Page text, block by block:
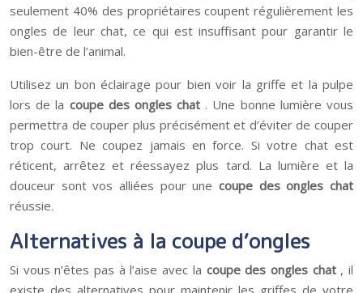
seulement 40% des propriétaires coupent régulièrement les
ongles de leur chat, ce qui est insuffisant pour garantir le
bien-être de l’animal.
Utilisez un bon éclairage pour bien voir la griffe et la pulpe
lors de la coupe des ongles chat . Une bonne lumière vous
permettra de couper plus précisément et d’éviter de couper
trop court. Ne coupez jamais en force. Si votre chat est
réticent, arrêtez et réessayez plus tard. La lumière et la
douceur sont vos alliées pour une coupe des ongles chat
réussie.
Alternatives à la coupe d’ongles
Si vous n’êtes pas à l’aise avec la coupe des ongles chat , il